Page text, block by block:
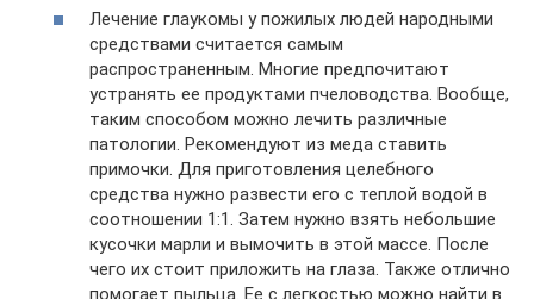
Лечение глаукомы у пожилых людей народными
средствами считается самым
распространенным. Многие предпочитают
устранять ее продуктами пчеловодства. Вообще,
таким способом можно лечить различные
патологии. Рекомендуют из меда ставить
примочки. Для приготовления целебного
средства нужно развести его с теплой водой в
соотношении 1:1. Затем нужно взять небольшие
кусочки марли и вымочить в этой массе. После
чего их стоит приложить на глаза. Также отлично
помогает пыльца. Ее с легкостью можно найти в